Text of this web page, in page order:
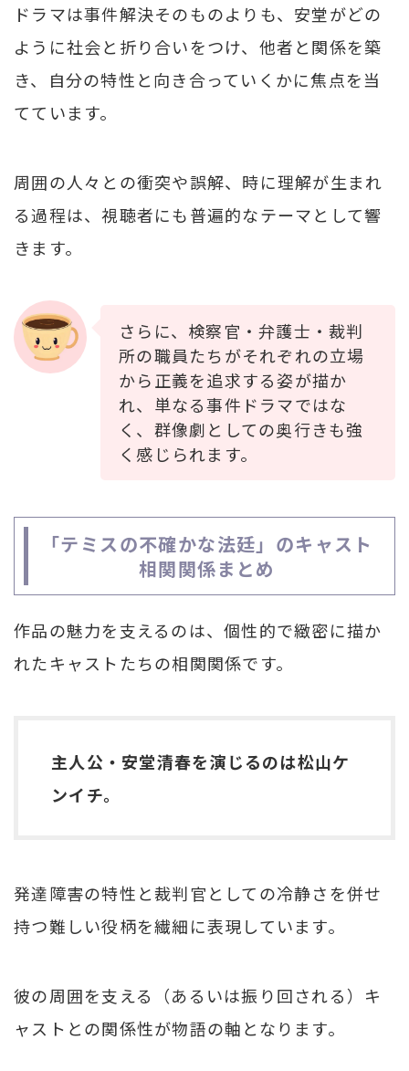
ドラマは事件解決そのものよりも、安堂がどの
ように社会と折り合いをつけ、他者と関係を築
き、自分の特性と向き合っていくかに焦点を当
てています。
周囲の人々との衝突や誤解、時に理解が生まれ
る過程は、視聴者にも普遍的なテーマとして響
きます。
さらに、検察官・弁護士・裁判
所の職員たちがそれぞれの立場
から正義を追求する姿が描か
れ、単なる事件ドラマではな
く、群像劇としての奥行きも強
く感じられます。
「テミスの不確かな法廷」のキャスト
相関関係まとめ
作品の魅力を支えるのは、個性的で緻密に描か
れたキャストたちの相関関係です。
主人公・安堂清春を演じるのは松山ケ
ンイチ。
発達障害の特性と裁判官としての冷静さを併せ
持つ難しい役柄を繊細に表現しています。
彼の周囲を支える（あるいは振り回される）キ
ャストとの関係性が物語の軸となります。